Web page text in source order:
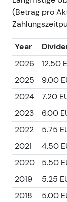
(Betrag pro
Year
2026
12.50
2025
9.00
2024
7.20
2023
6.00
2022
5.75
2021
4.50
2020
5.50
2019
5.25
2018
5.00